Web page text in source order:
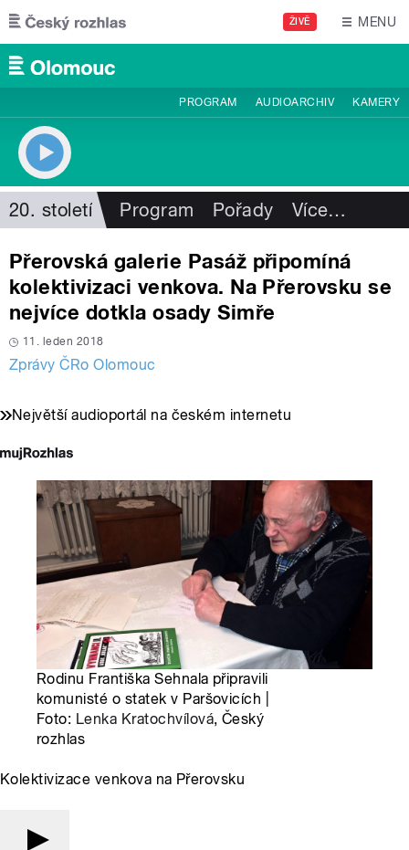
Přejít k hlavnímu obsahu
ŽIVĚ MENU
PROGRAM AUDIOARCHIV KAMERY
20. století Program Pořady Více…
Přerovská galerie Pasáž připomíná
kolektivizaci venkova. Na Přerovsku se
nejvíce dotkla osady Simře
11. leden 2018
Zprávy ČRo Olomouc
Největší audioportál na českém internetu
Rodinu Františka Sehnala připravili
komunisté o statek v Paršovicích |
Foto: Lenka Kratochvílová, Český
rozhlas
Kolektivizace venkova na Přerovsku